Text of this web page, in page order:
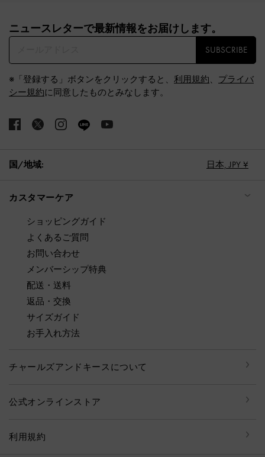
ニュースレターで最新情報をお届けします。​
SUBSCRIBE
※「登録する」ボタンをクリックすると、 利用規約、 プライバ
シー規約に同意したものとみなします。
国/地域: 日本, JPY ¥
カスタマーケア
ショッピングガイド
よくあるご質問
お問い合わせ
メンバーシップ特典
配送・送料
返品・交換
サイズガイド
お手入れ方法
チャールズアンドキースについて
公式オンラインストア
利用規約